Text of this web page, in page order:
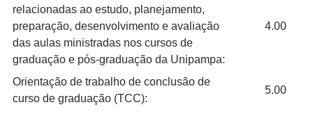
relacionadas ao estudo, planejamento,
preparação, desenvolvimento e avaliação
das aulas ministradas nos cursos de
graduação e pós-graduação da Unipampa:
4.00
Orientação de trabalho de conclusão de
curso de graduação (TCC):
5.00